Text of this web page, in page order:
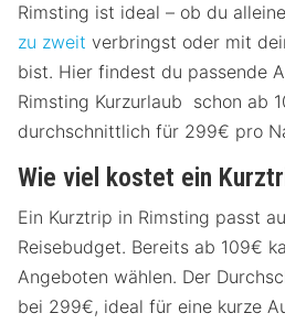
Rimsting ist ideal – ob du
zu zweit verbringst oder mit
bist. Hier findest du passende
Rimsting Kurzurlaub schon ab
durchschnittlich für 299€ pro
Wie viel kostet ein
Ein Kurztrip in Rimsting passt
Reisebudget. Bereits ab 109€
Angeboten wählen. Der
bei 299€, ideal für eine kurze